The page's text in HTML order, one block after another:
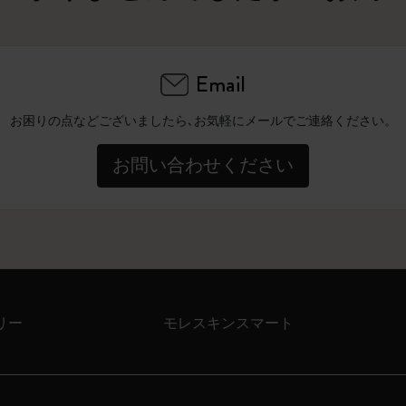
Email
お困りの点などございましたら､お気軽にメールでご連絡ください。
お問い合わせください
ー モレスキンスマート